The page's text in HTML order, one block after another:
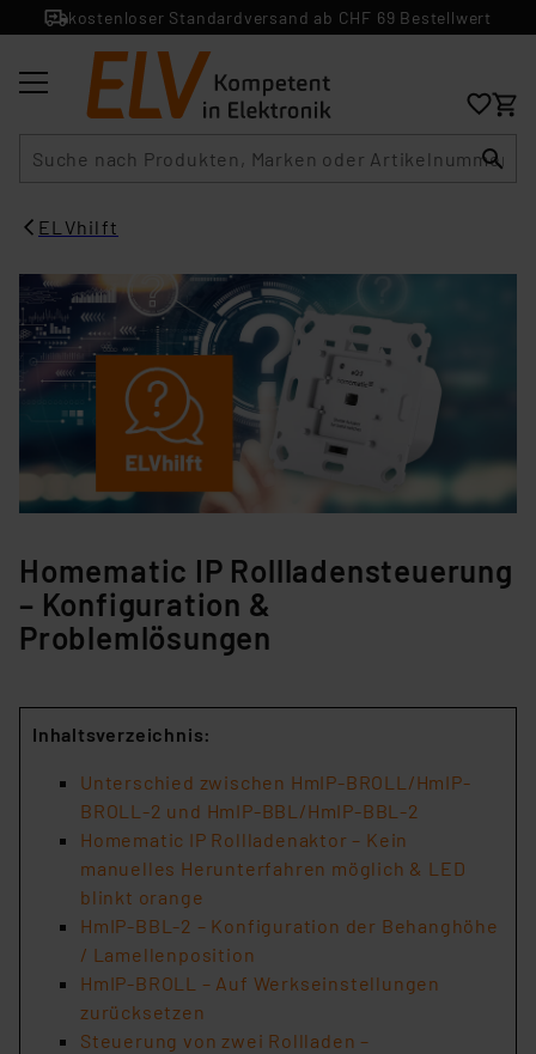
kostenloser Standardversand ab CHF 69 Bestellwert
ELVhilft
Homematic IP Rollladensteuerung
– Konfiguration &
Problemlösungen
Inhaltsverzeichnis:
Unterschied zwischen HmIP-BROLL/HmIP-
BROLL-2 und HmIP-BBL/HmIP-BBL-2
Homematic IP Rollladenaktor – Kein
manuelles Herunterfahren möglich & LED
blinkt orange
HmIP-BBL-2 – Konfiguration der Behanghöhe
/ Lamellenposition
HmIP-BROLL – Auf Werkseinstellungen
zurücksetzen
Steuerung von zwei Rollladen –